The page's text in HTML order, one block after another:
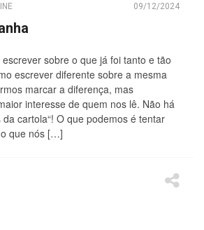
09/12/2024
sobre o que já foi tanto e tão
escrever diferente sobre a mesma
marcar a diferença, mas
interesse de quem nos lê. Não há
cartola“! O que podemos é tentar
que nós […]